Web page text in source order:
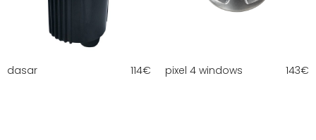
dasar 114€ pixel 4 windows 143€